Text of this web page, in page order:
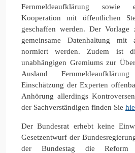
Fernmeldeaufklärung sowie
Kooperation mit öffentlichen
geschaffen werden. Der
gemeinsame Datenhaltung mit
normiert werden. Zudem ist
unabhängigen Gremiums zur
Ausland
Einschätzung der Experten
Anhörung allerdings
der Sachverständigen finden Sie
Der Bundesrat erhebt keine
Gesetzentwurf der
der Bundestag die Reform